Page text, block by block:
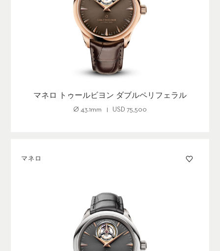
マネロ トゥールビヨン ダブルペリフェラル
Ø 43.1mm USD 75,500
マネロ